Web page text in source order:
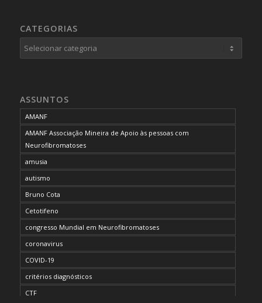
CATEGORIAS
Categorias
ASSUNTOS
AMANF
AMANF Associação Mineira de Apoio às pessoas com
Neurofibromatoses
amusia
autismo
Bruno Cota
Cetotifeno
congresso Mundial em Neurofibromatoses
coronavirus
COVID-19
critérios diagnósticos
CTF